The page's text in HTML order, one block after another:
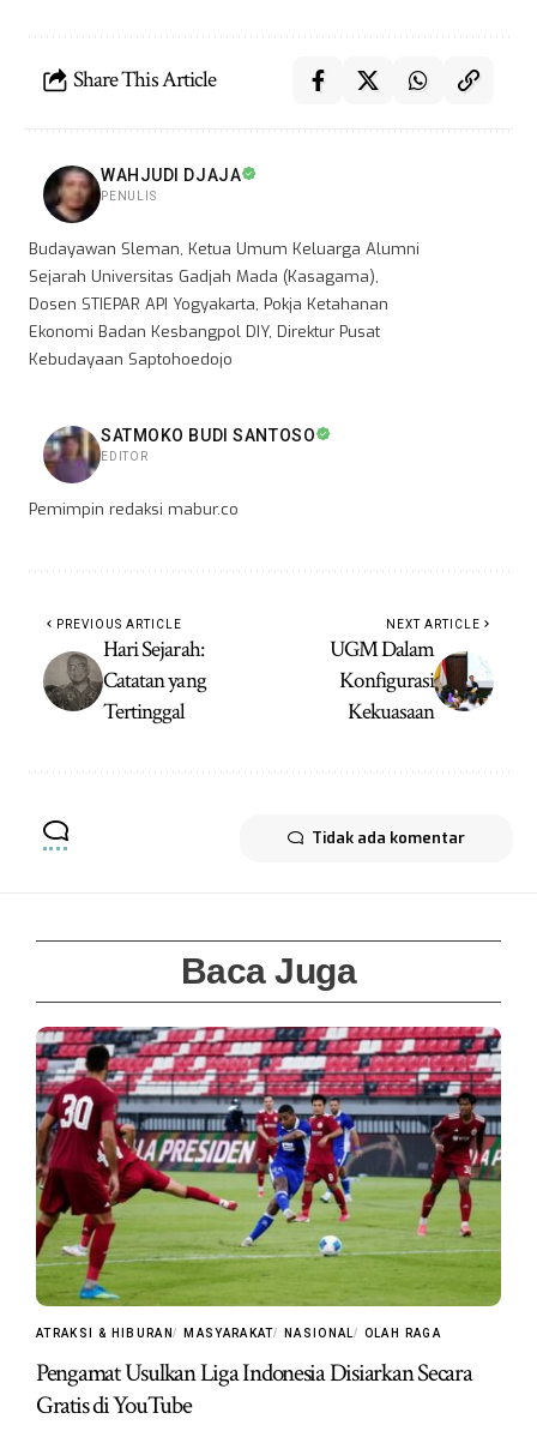
Share This Article
WAHJUDI DJAJA
PENULIS
Budayawan Sleman, Ketua Umum Keluarga Alumni
Sejarah Universitas Gadjah Mada (Kasagama),
Dosen STIEPAR API Yogyakarta, Pokja Ketahanan
Ekonomi Badan Kesbangpol DIY, Direktur Pusat
Kebudayaan Saptohoedojo
SATMOKO BUDI SANTOSO
EDITOR
Pemimpin redaksi mabur.co
PREVIOUS ARTICLE
Hari Sejarah:
Catatan yang
Tertinggal
NEXT ARTICLE
UGM Dalam
Konfigurasi
Kekuasaan
Tidak ada komentar
Baca Juga
ATRAKSI & HIBURAN MASYARAKAT NASIONAL OLAH RAGA
Pengamat Usulkan Liga Indonesia Disiarkan Secara
Gratis di YouTube